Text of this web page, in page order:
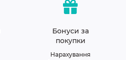
Бонуси за
покупки
Нарахування